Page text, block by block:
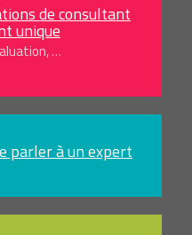
de consultant
unique
…
parler à un expert